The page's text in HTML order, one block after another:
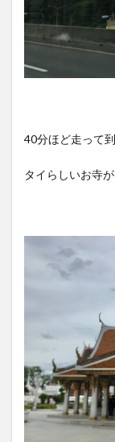
40分ほど走って到
タイらしいお寺が